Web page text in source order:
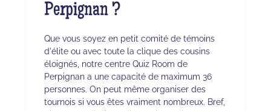
Perpignan ?
Que vous soyez en petit comité de témoins
d'élite ou avec toute la clique des cousins
éloignés, notre centre Quiz Room de
Perpignan a une capacité de maximum 36
personnes. On peut même organiser des
tournois si vous êtes vraiment nombreux. Bref,